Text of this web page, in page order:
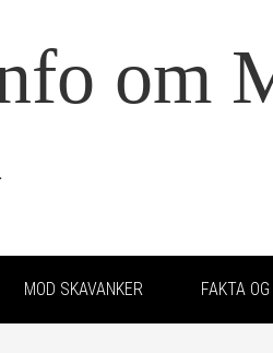
om
MOD SKAVANKER FAKTA